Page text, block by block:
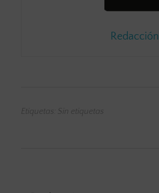
Redacción
Etiquetas: Sin etiquetas